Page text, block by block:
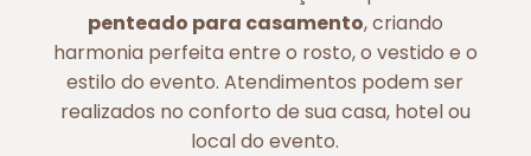
penteado para casamento, criando
harmonia perfeita entre o rosto, o vestido e o
estilo do evento. Atendimentos podem ser
realizados no conforto de sua casa, hotel ou
local do evento.